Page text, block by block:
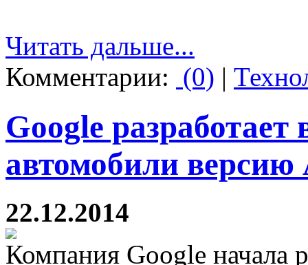
Читать дальше...
Комментарии: (0) |
Google
автомобили
22.12.2014
Компания Google начала